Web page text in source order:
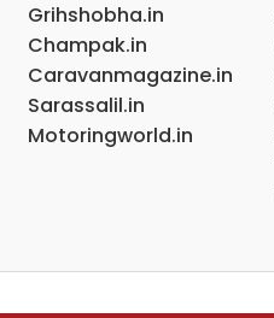
Grihshobha.in
Champak.in
Caravanmagazine.in
Sarassalil.in
Motoringworld.in